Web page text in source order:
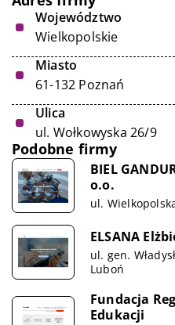
Województwo
Wielkopolskie
Miasto
61-132 Poznań
Ulica
ul. Wołkowyska 26/9
Podobne firmy
BIEL
o.o.
ul.
ELSANA
ul. gen.
Luboń
Fundacja
Edukacji